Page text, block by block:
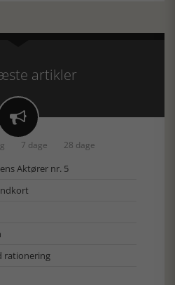
artikler

7 dage 28 dage
Aktører nr. 5
rationering